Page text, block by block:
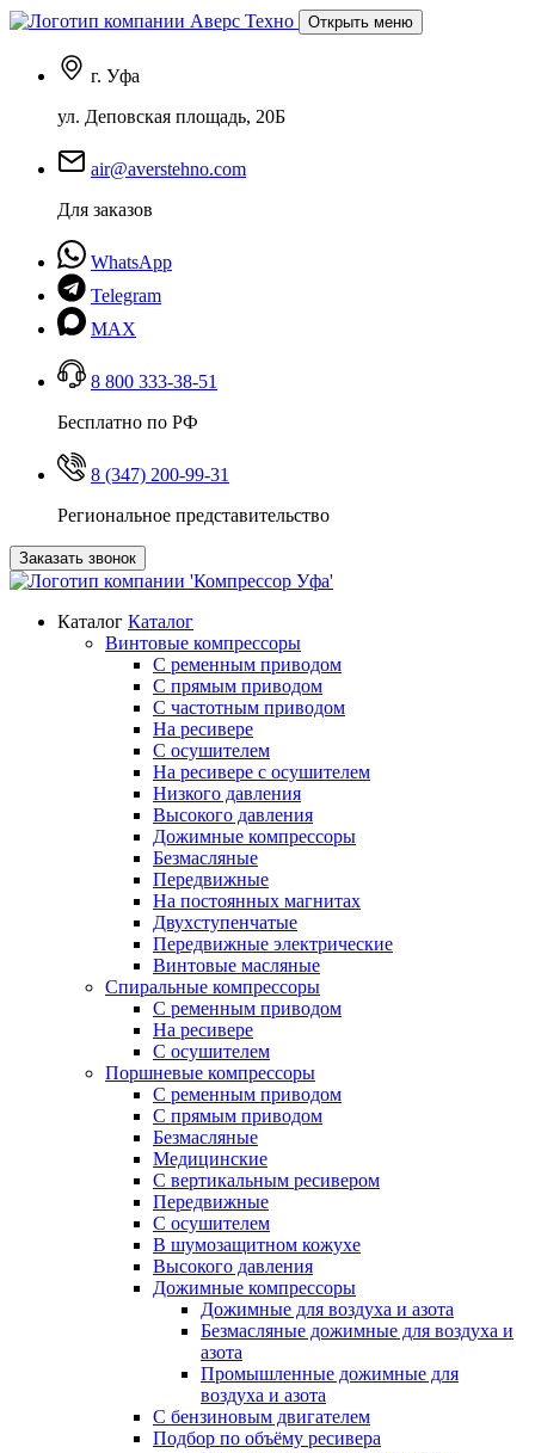
Открыть меню
г. Уфа
ул. Деповская площадь, 20Б
air@averstehno.com
Для заказов
WhatsApp
Telegram
MAX
8 800 333-38-51
Бесплатно по РФ
8 (347) 200-99-31
Региональное представительство
Заказать звонок
Каталог Каталог
Винтовые компрессоры
С ременным приводом
С прямым приводом
С частотным приводом
На ресивере
С осушителем
На ресивере с осушителем
Низкого давления
Высокого давления
Дожимные компрессоры
Безмасляные
Передвижные
На постоянных магнитах
Двухступенчатые
Передвижные электрические
Винтовые масляные
Спиральные компрессоры
С ременным приводом
На ресивере
С осушителем
Поршневые компрессоры
С ременным приводом
С прямым приводом
Безмасляные
Медицинские
С вертикальным ресивером
Передвижные
С осушителем
В шумозащитном кожухе
Высокого давления
Дожимные компрессоры
Дожимные для воздуха и азота
Безмасляные дожимные для воздуха и
азота
Промышленные дожимные для
воздуха и азота
С бензиновым двигателем
Подбор по объёму ресивера